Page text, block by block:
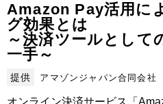
Amazon Pay活用に
グ効果とは
～決済ツールとして
一手～
提供 アマゾンジャパン合同会社
オンライン決済サービス「